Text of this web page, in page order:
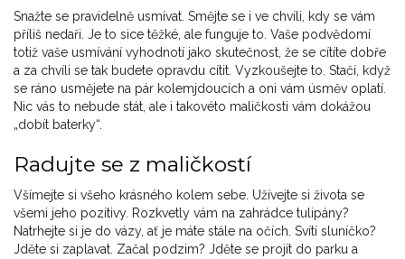
Snažte se pravidelně usmívat. Smějte se i ve chvíli, kdy se vám
příliš nedaři. Je to sice těžké, ale funguje to. Vaše podvědomí
totiž vaše usmívání vyhodnotí jako skutečnost, že se cítíte dobře
a za chvíli se tak budete opravdu cítit. Vyzkoušejte to. Stačí, když
se ráno usmějete na pár kolemjdoucích a oni vám úsměv oplatí.
Nic vás to nebude stát, ale i takovéto maličkosti vám dokážou
„dobít baterky“.
Radujte se z maličkostí
Všímejte si všeho krásného kolem sebe. Užívejte si života se
všemi jeho pozitivy. Rozkvetly vám na zahrádce tulipány?
Natrhejte si je do vázy, ať je máte stále na očích. Svítí sluníčko?
Jděte si zaplavat. Začal podzim? Jděte se projít do parku a